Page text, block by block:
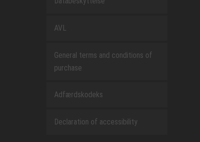
AVL
General terms and conditions of
purchase
Adfærdskodeks
Declaration of accessibility